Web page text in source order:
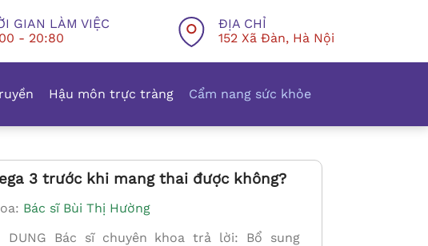
GIAN LÀM VIỆC
- 20:80
ĐỊA CHỈ
152 Xã Đàn, Hà Nội
Hậu môn trực tràng Cẩm nang sức khỏe
3 trước khi mang thai được không?
Bác sĩ Bùi Thị Hường
DUNG Bác sĩ chuyên khoa trả lời: Bổ sung